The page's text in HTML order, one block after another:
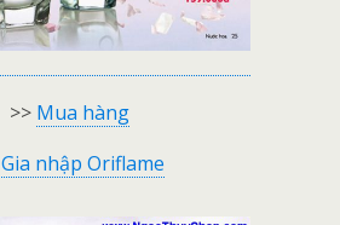
>> Mua hàng
Gia nhập Oriflame